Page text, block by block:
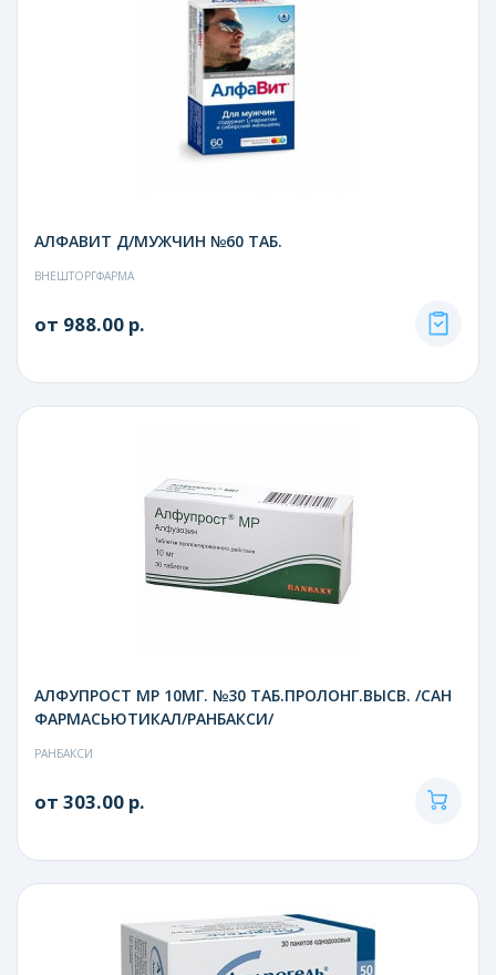
АЛФАВИТ Д/МУЖЧИН №60 ТАБ.
ВНЕШТОРГФАРМА
от 988.00 р.
АЛФУПРОСТ МР 10МГ. №30 ТАБ.ПРОЛОНГ.ВЫСВ. /САН
ФАРМАСЬЮТИКАЛ/РАНБАКСИ/
РАНБАКСИ
от 303.00 р.